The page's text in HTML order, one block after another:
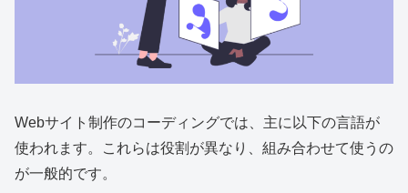
Webサイト制作のコーディングでは、主に以下の言語が
使われます。これらは役割が異なり、組み合わせて使うの
が一般的です。